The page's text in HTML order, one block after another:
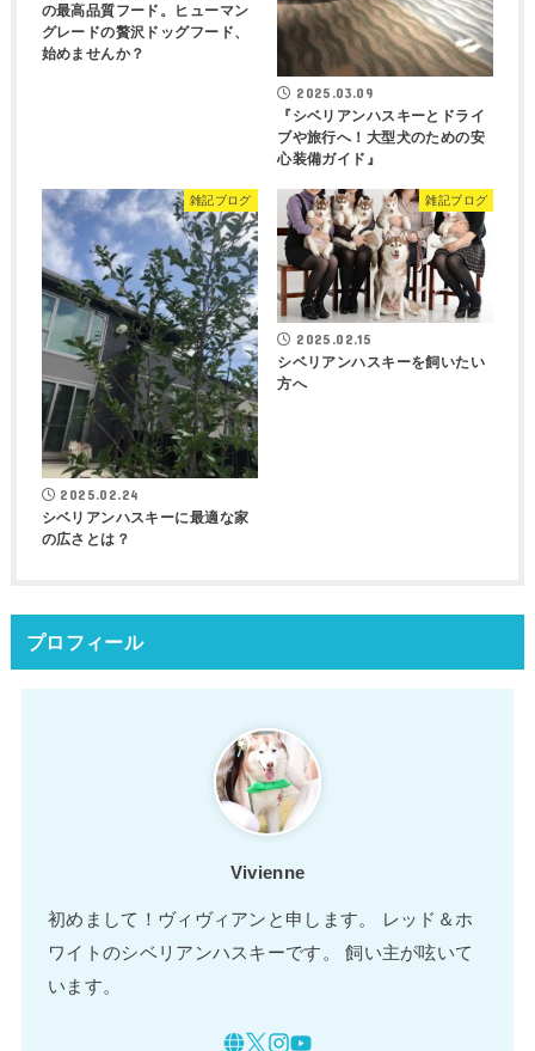
の最高品質フード。ヒューマン
グレードの贅沢ドッグフード、
始めませんか？
2025.03.09
『シベリアンハスキーとドライ
ブや旅行へ！大型犬のための安
心装備ガイド』
雑記ブログ
2025.02.24
シベリアンハスキーに最適な家
の広さとは？
雑記ブログ
2025.02.15
シベリアンハスキーを飼いたい
方へ
プロフィール
Vivienne
初めまして！ヴィヴィアンと申します。 レッド＆ホ
ワイトのシベリアンハスキーです。 飼い主が呟いて
います。